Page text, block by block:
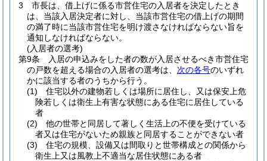
3
市長は、借上げに係る市営住宅の入居者を決定したとき
は、当該入居決定者に対し、当該市営住宅の借上げの期間
の満了時に当該市営住宅を明け渡さなければならない旨を
通知しなければならない。
(入居者の選考)
第9条
入居の申込みをした者の数が入居させるべき市営住宅
の戸数を超える場合の入居者の選考は、 次の各号のいずれ
かに該当する者のうちから行う。
(1)
住宅以外の建物若しくは場所に居住し、又は保安上危
険若しくは衛生上有害な状態にある住宅に居住している
者
(2)
他の世帯と同居して著しく生活上の不便を受けている
者又は住宅がないため親族と同居することができない者
(3)
住宅の規模、設備又は間取りと世帯構成との関係から
衛生上又は風教上不適当な居住状態にある者